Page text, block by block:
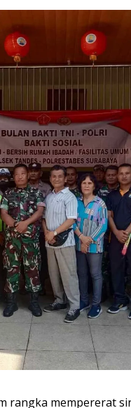
rangka mempererat